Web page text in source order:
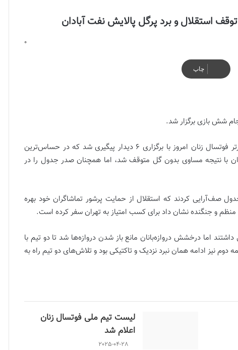
استقلال و برد پرگل پالایش نفت آبادان
0
چاپ
شش بازی برگزار شد.
رقابت‌های هفته هجدهم لیگ برتر فوتسال زنان امروز با برگزاری ۶ دیدار پیگیری شد که در حساس‌ترین
با نتیجه مساوی بدون گل متوقف شد، اما همچنان صدر جدول را در
صف‌آرایی کردند که استقلال از حمایت پرشور تماشاگران خود بهره
منظم و جنگنده نشان داد برای کسب امتیاز به تهران سفر کرده است.
اما درخشش دروازه‌بانان مانع باز شدن دروازه‌ها شد تا دو تیم با
نیز ادامه همان نبرد نزدیک و تاکتیکی بود و تلاش‌های دو تیم راه به
لیست تیم ملی فوتسال زنان
اعلام شد
2025-04-28